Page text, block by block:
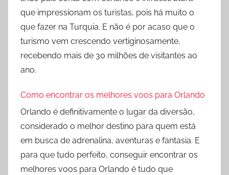
que impressionam os turistas, pois há muito o
que fazer na Turquia. E não é por acaso que o
turismo vem crescendo vertiginosamente,
recebendo mais de 30 milhões de visitantes ao
ano.
Como encontrar os melhores voos para Orlando
Orlando é definitivamente o lugar da diversão,
considerado o melhor destino para quem está
em busca de adrenalina, aventuras e fantasia. E
para que tudo perfeito, conseguir encontrar os
melhores voos para Orlando é tudo que